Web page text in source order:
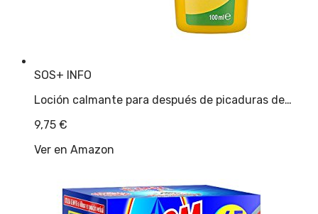
SOS+ INFO
Loción calmante para después de picaduras de…
9,75 €
Ver en Amazon